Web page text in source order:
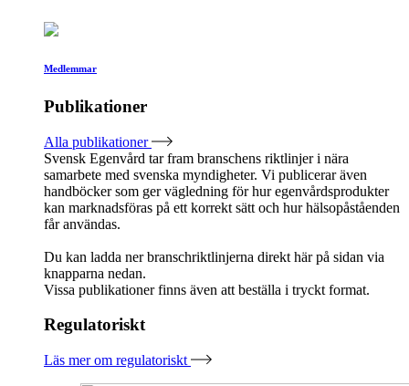
Medlemmar
Publikationer
Alla publikationer
Svensk Egenvård tar fram branschens riktlinjer i nära
samarbete med svenska myndigheter. Vi publicerar även
handböcker som ger vägledning för hur egenvårdsprodukter
kan marknadsföras på ett korrekt sätt och hur hälsopåståenden
får användas.
Du kan ladda ner branschriktlinjerna direkt här på sidan via
knapparna nedan.
Vissa publikationer finns även att beställa i tryckt format.
Regulatoriskt
Läs mer om regulatoriskt